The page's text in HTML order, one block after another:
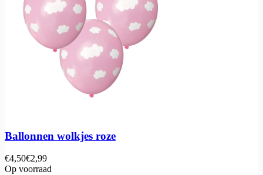
Ballonnen wolkjes roze
€4,50€2,99
Op voorraad